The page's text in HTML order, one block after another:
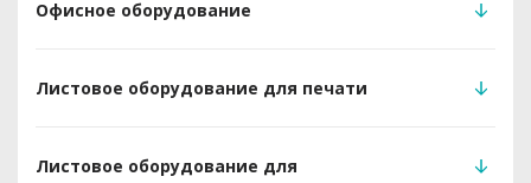
Офисное оборудование
Листовое оборудование для печати
Листовое оборудование для